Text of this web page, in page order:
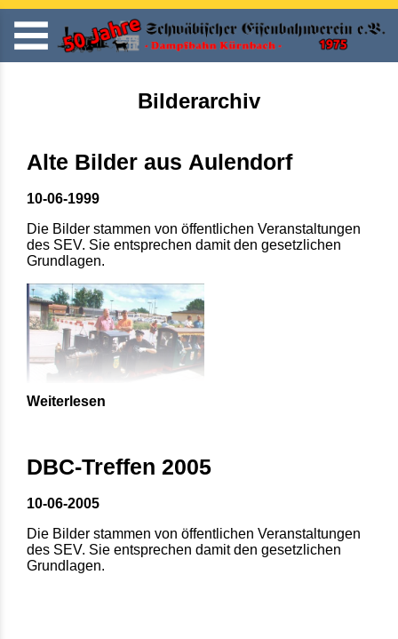
Bilderarchiv
Alte Bilder aus Aulendorf
10-06-1999
Die Bilder stammen von öffentlichen Veranstaltungen
des SEV. Sie entsprechen damit den gesetzlichen
Grundlagen.
Weiterlesen
DBC-Treffen 2005
10-06-2005
Die Bilder stammen von öffentlichen Veranstaltungen
des SEV. Sie entsprechen damit den gesetzlichen
Grundlagen.